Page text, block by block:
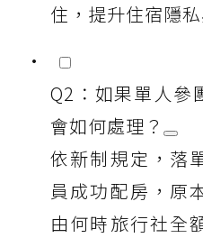
住，提升住宿隱
Q2：如果單人參
會如何處理？
依新制規定，落
員成功配房，原
由何時旅行社全